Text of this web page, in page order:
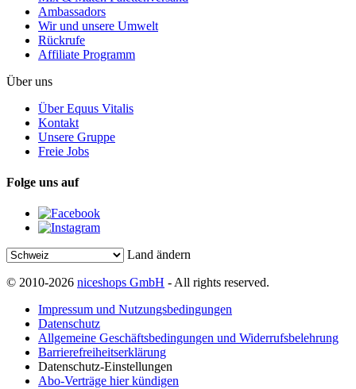
Ambassadors
Wir und unsere Umwelt
Rückrufe
Affiliate Programm
Über uns
Über Equus Vitalis
Kontakt
Unsere Gruppe
Freie Jobs
Folge uns auf
Land ändern
© 2010-2026 niceshops GmbH - All rights reserved.
Impressum und Nutzungsbedingungen
Datenschutz
Allgemeine Geschäftsbedingungen und Widerrufsbelehrung
Barrierefreiheitserklärung
Datenschutz-Einstellungen
Abo-Verträge hier kündigen